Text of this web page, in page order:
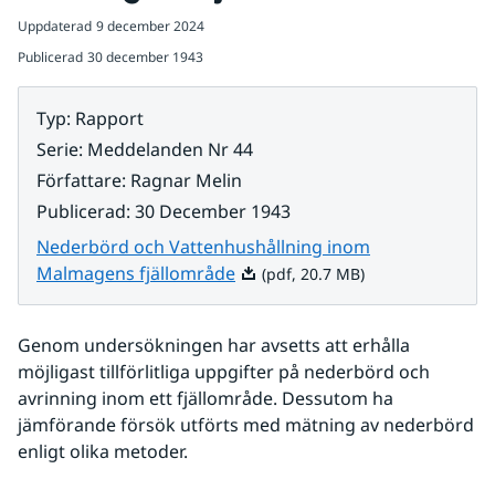
Uppdaterad 9 december 2024
Publicerad 30 december 1943
Typ: Rapport
Serie: Meddelanden Nr 44
Författare: Ragnar Melin
Publicerad: 30 December 1943
Nederbörd och Vattenhushållning inom
Malmagens fjällområdePdf, 20.7 MB.
(pdf, 20.7 MB)
Genom undersökningen har avsetts att erhålla
möjligast tillförlitliga uppgifter på nederbörd och
avrinning inom ett fjällområde. Dessutom ha
jämförande försök utförts med mätning av nederbörd
enligt olika metoder.